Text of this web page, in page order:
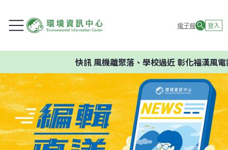
電子報 登入
快訊風機離聚落、學校過近 彰化福漢風電